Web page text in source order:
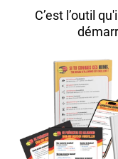
C’est l’outil